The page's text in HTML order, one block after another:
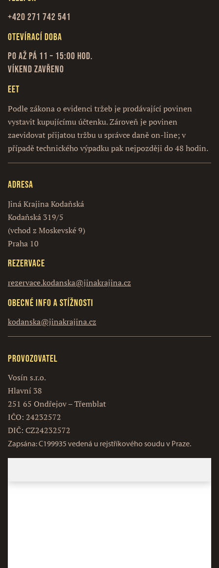
+420 271 742 541
Otevírací doba
Po až Pá 11 – 15:00 hod.
Víkend zavřeno
EET
Podle zákona o evidenci tržeb je prodávající povinen
vystavit kupujícímu účtenku. Zároveň je povinen
zaevidovat přijatou tržbu u správce daně on-line; v
případě technického výpadku pak nejpozději do 48 hodin.
Adresa
Jiná Krajina Kodaňská
Kodaňská 319/5
(vchod z Moskevské 9)
Praha 10
Rezervace
rezervace.kodanska@jinakrajina.cz
Obecné info a stížnosti
kodanska@jinakrajina.cz
Provozovatel
Vosín s.r.o.
Hlavní 38
251 65 Ondřejov – Třemblat
IČO: 24232572
DIČ: CZ24232572
Zapsána: C199935 vedená u rejstříkového soudu v Praze.